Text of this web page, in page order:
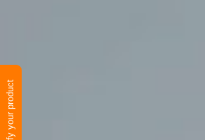
Verify your product